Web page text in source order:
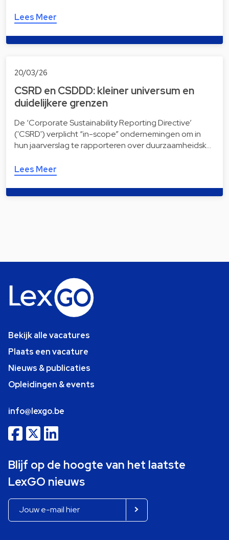
Lees Meer
20/03/26
CSRD en CSDDD: kleiner universum en
duidelijkere grenzen
De ‘Corporate Sustainability Reporting Directive’
('CSRD') verplicht “in-scope” ondernemingen om in
hun jaarverslag te rapporteren over duurzaamheidsk…
Lees Meer
Bekijk alle vacatures
Plaats een vacature
Nieuws & publicaties
Opleidingen & events
info@lexgo.be
Blijf op de hoogte van het laatste
LexGO nieuws